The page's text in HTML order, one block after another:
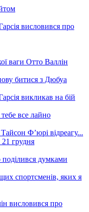
битися з Дюбуа
все лайно
грудня
спортсменів, яких я